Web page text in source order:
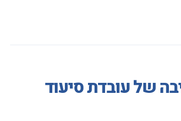
של עובדת סיעוד